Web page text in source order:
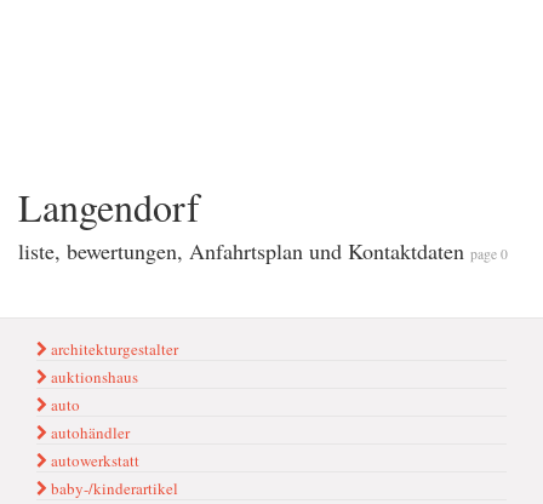
Langendorf
liste, bewertungen, Anfahrtsplan und Kontaktdaten page 0
architekturgestalter
auktionshaus
auto
autohändler
autowerkstatt
baby-/kinderartikel